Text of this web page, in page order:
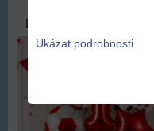
DOPRAVA ZDARMA
Ukázat podrobnosti